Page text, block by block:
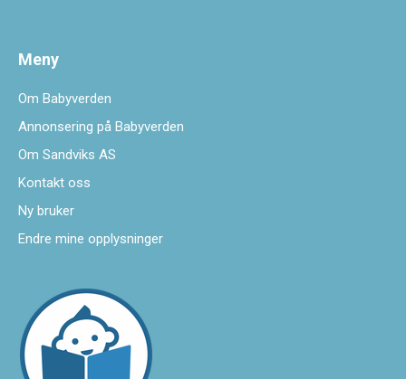
Meny
Om Babyverden
Annonsering på Babyverden
Om Sandviks AS
Kontakt oss
Ny bruker
Endre mine opplysninger